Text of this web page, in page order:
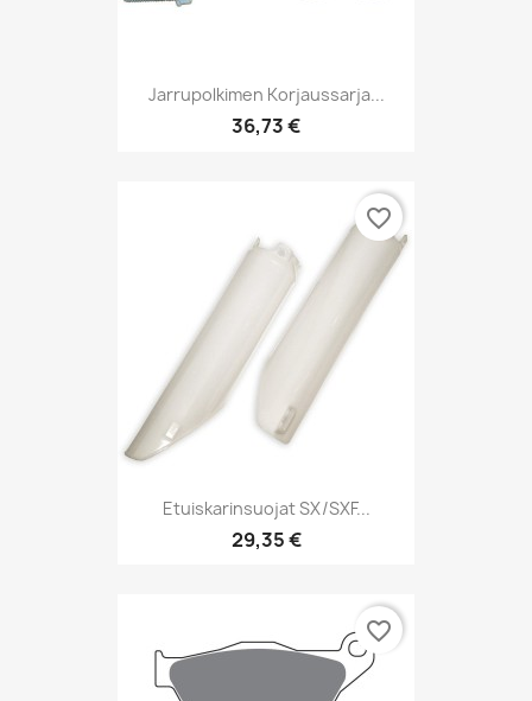
Jarrupolkimen Korjaussarja...
36,73 €
Etuiskarinsuojat SX/SXF...
29,35 €
favorite_border
favorite_border